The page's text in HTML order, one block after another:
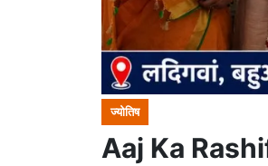
ज्योतिष
Aaj Ka